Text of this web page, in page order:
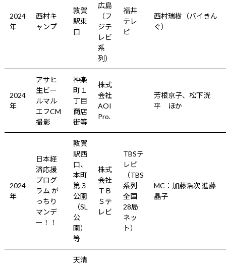
2024
年
西村キ
ャンプ
敦賀
駅東
口
広島
（フ
ジテ
レビ
系
列）
福井
テレ
ビ
西村瑞樹（バイきん
ぐ）
2024
年
アサヒ
生ビー
ルマル
エフCM
撮影
神楽
町１
丁目
商店
街等
株式
会社
AOI
Pro.
芳根京子、松下洸
平 ほか
2024
年
日本経
済応援
プログ
ラム が
っちり
マンデ
ー！！
敦賀
駅西
口、
本町
第３
公園
（SL
公
園）
等
株式
会社
ＴＢ
Ｓテ
レビ
TBSテ
レビ
（TBS
系列
全国
28局
ネッ
ト）
MC：加藤浩次 進藤
晶子
天清